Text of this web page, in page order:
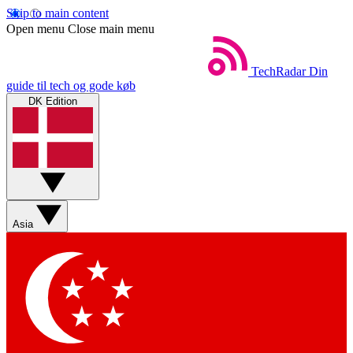
Skip to main content
Open menu Close main menu
TechRadar Din
guide til tech og gode køb
DK Edition
Asia